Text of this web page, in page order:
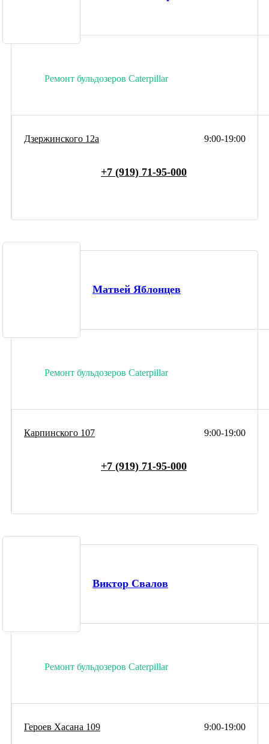
Ремонт бульдозеров Caterpillar
9:00-19:00
Дзержинского 12а
+7 (919) 71-95-000
Матвей Яблонцев
Ремонт бульдозеров Caterpillar
9:00-19:00
Карпинского 107
+7 (919) 71-95-000
Виктор Свалов
Ремонт бульдозеров Caterpillar
9:00-19:00
Героев Хасана 109